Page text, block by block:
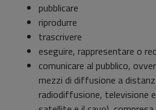
pubblicare
riprodurre
trascrivere
eseguire, rappresentare o
comunicare al pubblico,
mezzi di diffusione a
radiodiffusione, televisione